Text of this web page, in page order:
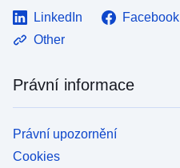
LinkedIn Facebook
Other
Právní informace
Právní upozornění
Cookies